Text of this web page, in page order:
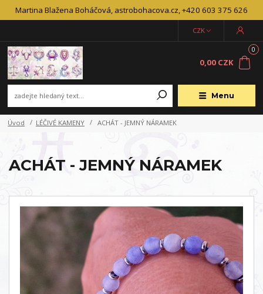
Martina Blažena Boháčová, astrobohacova.cz, +420 603 375 626
Menu
CZK
0
0,00 CZK
Úvod LÉČIVÉ KAMENY ACHÁT - JEMNÝ NÁRAMEK
ACHÁT - JEMNÝ NÁRAMEK